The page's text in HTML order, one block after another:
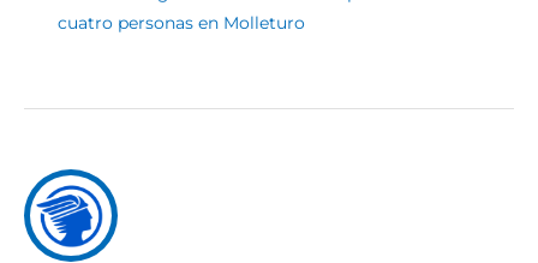
cuatro personas en Molleturo